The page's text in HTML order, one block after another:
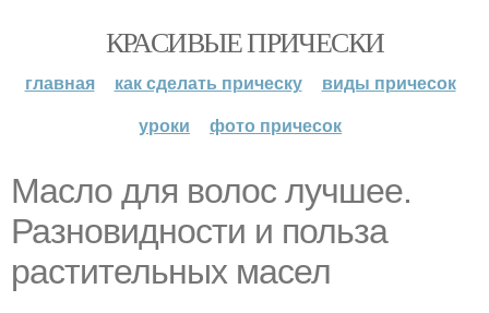
КРАСИВЫЕ ПРИЧЕСКИ
главная как сделать прическу
виды причесок
уроки
фото причесок
Масло для волос лучшее.
Разновидности и польза
растительных масел